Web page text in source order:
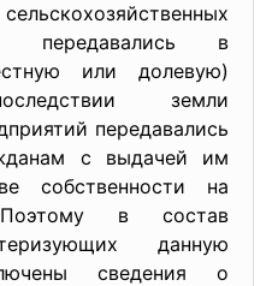
передавались в
или долевую)
земли
передавались
с выдачей им
собственности на
в состав
данную
сведения о